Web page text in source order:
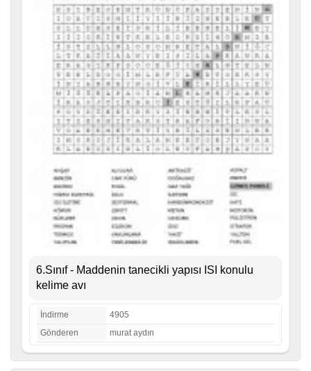
6.Sınıf - Maddenin tanecikli yapısı ISI konulu
kelime avı
İndirme
4905
Gönderen
murat aydın